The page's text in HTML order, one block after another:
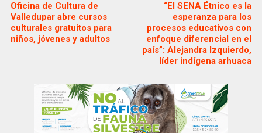
Oficina de Cultura de
Valledupar abre cursos
culturales gratuitos para
niños, jóvenes y adultos
“El SENA Étnico es la
esperanza para los
procesos educativos con
enfoque diferencial en el
país”: Alejandra Izquierdo,
líder indígena arhuaca